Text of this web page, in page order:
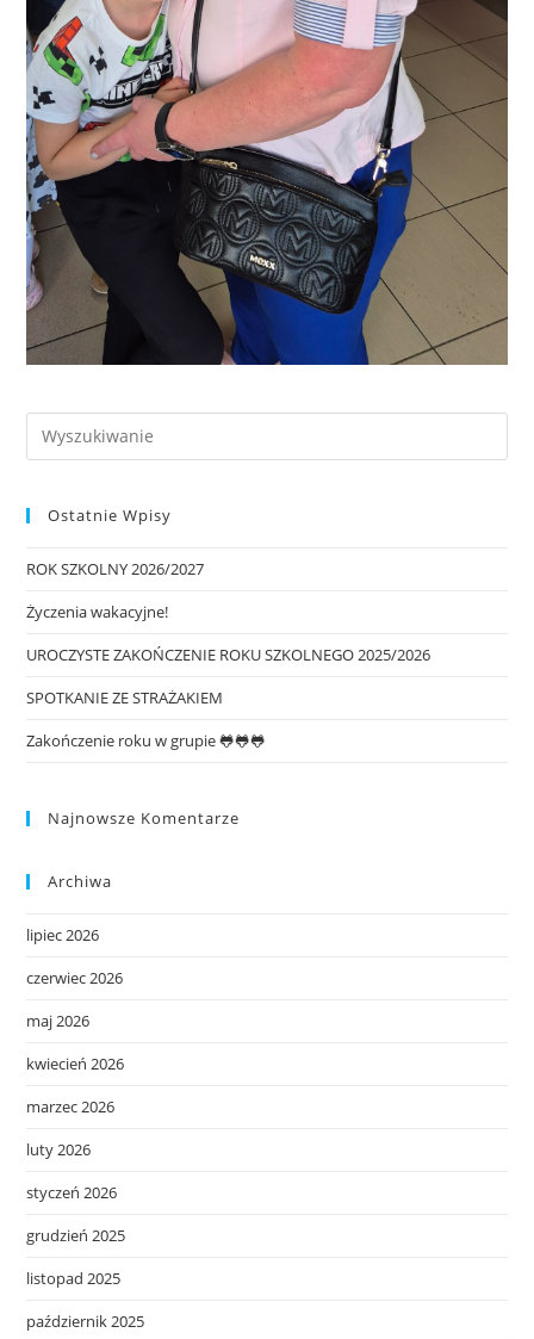
Ostatnie Wpisy
ROK SZKOLNY 2026/2027
Życzenia wakacyjne!
UROCZYSTE ZAKOŃCZENIE ROKU SZKOLNEGO 2025/2026
SPOTKANIE ZE STRAŻAKIEM
Zakończenie roku w grupie 🐸🐸🐸
Najnowsze Komentarze
Archiwa
lipiec 2026
czerwiec 2026
maj 2026
kwiecień 2026
marzec 2026
luty 2026
styczeń 2026
grudzień 2025
listopad 2025
październik 2025